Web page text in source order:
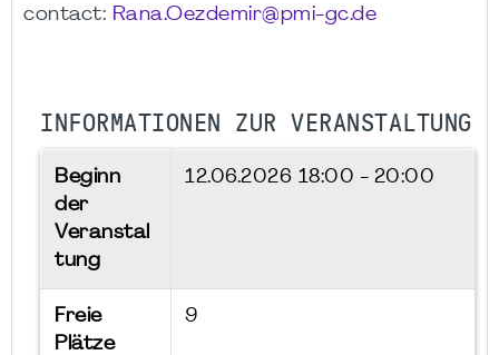
contact: Rana.Oezdemir@pmi-gc.de
INFORMATIONEN ZUR VERANSTALTUNG
Beginn
der
Veranstal
tung
12.06.2026 18:00 - 20:00
Freie
Plätze
9